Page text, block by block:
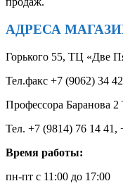
АДРЕСА
Горького 55, ТЦ «Две
Тел.факс +7 (9062) 34
Профессора Баранова
Тел. +7 (9814) 76 14 41,
Время работы:
пн-пт с 11:00 до 17:00